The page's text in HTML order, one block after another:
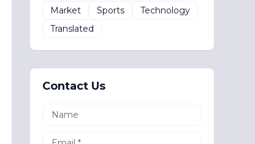
Market
Sports
Technology
Translated
Contact Us